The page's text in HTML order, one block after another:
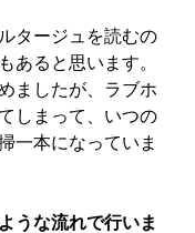
タージュを読むの
あると思います。
ましたが、ラブホ
しまって、いつの
一本になっていま
うな流れで行いま